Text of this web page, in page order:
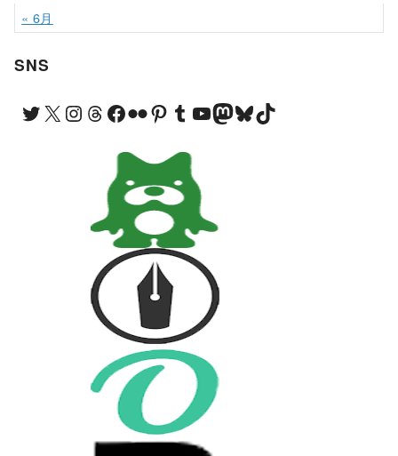
« 6月
SNS
Twitter X Instagram Threads Facebook Flickr Pinterest Tumblr YouTube Mastodon Bluesky TikTok